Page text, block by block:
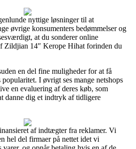
nyttige løsninger til at
øvrige konsumenters bedømmelser og
at du sonderer online
Zildjian 14″ Kerope Hihat forinden du
en del fine muligheder for at få
I øvrigt ses mange netshops
en evaluering af deres køb, som
danne dig et indtryk af tidligere
af indtægter fra reklamer. Vi
hel del firmaer på nettet idet vi